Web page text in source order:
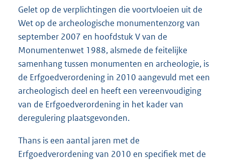
Gelet op de verplichtingen die voortvloeien uit de
Wet op de archeologische monumentenzorg van
september 2007 en hoofdstuk V van de
Monumentenwet 1988, alsmede de feitelijke
samenhang tussen monumenten en archeologie, is
de Erfgoedverordening in 2010 aangevuld met een
archeologisch deel en heeft een vereenvoudiging
van de Erfgoedverordening in het kader van
deregulering plaatsgevonden.
Thans is een aantal jaren met de
Erfgoedverordening van 2010 en specifiek met de